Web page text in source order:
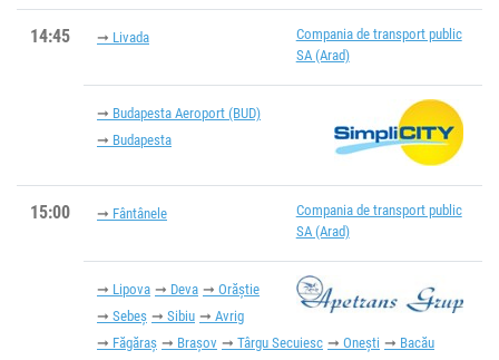
14:45
Compania de transport public
SA (Arad)
Livada
Budapesta Aeroport (BUD)
Budapesta
15:00
Compania de transport public
SA (Arad)
Fântânele
Lipova Deva
Orăștie
Sebeș
Sibiu
Avrig
Făgăraș
Brașov Târgu Secuiesc Onești
Bacău